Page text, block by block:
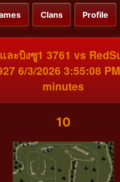
Clans Profile
ละบิงซู1 3761 vs
6/3/2026 3:55:08
minutes
10